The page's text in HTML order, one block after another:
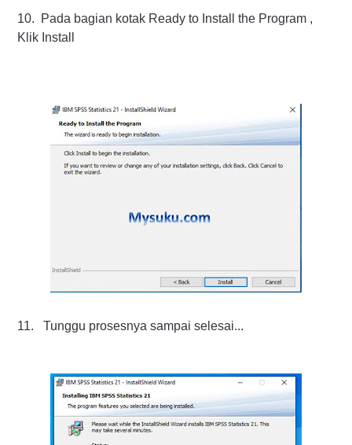
10. Pada bagian kotak Ready to Install the Program ,
Klik Install
11. Tunggu prosesnya sampai selesai...